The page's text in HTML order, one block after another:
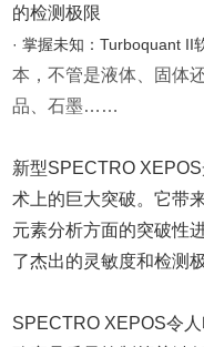
的检测极限
·掌握未知：Turboquant II
本，不管是液体、固体
品、石墨……
新型SPECTRO
术上的巨大突破。它带
元素分析方面的突破性
了杰出的灵敏度和检测
SPECTRO XEPOS令